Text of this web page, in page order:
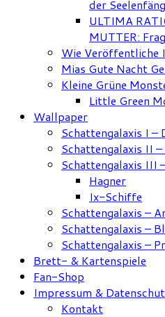
der
ULTIMA
MUTTER:
Wie Veröffentliche
Mias Gute Nacht
Kleine Grüne
Little Green
Wallpaper
Schattengalaxis I –
Schattengalaxis II
Schattengalaxis III
Hagner
Ix-Schiffe
Schattengalaxis –
Schattengalaxis –
Schattengalaxis –
Brett- & Kartenspiele
Fan-Shop
Impressum &
Kontakt